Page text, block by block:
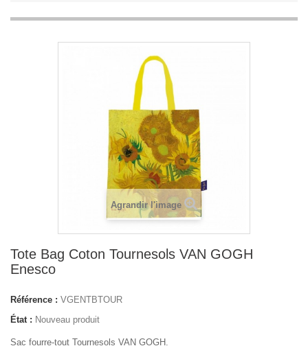
Agrandir l'image
Tote Bag Coton Tournesols VAN GOGH
Enesco
Référence : VGENTBTOUR
État : Nouveau produit
Sac fourre-tout Tournesols VAN GOGH.